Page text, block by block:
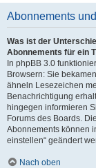
Abonnements
Was ist der
Abonnements für ein
In phpBB 3.0
Browsern: Sie
ähneln Lesezeichen
Benachrichtigung
hingegen informieren
Forums des Boards.
Abonnements können
einstellen“ geändert
Nach oben